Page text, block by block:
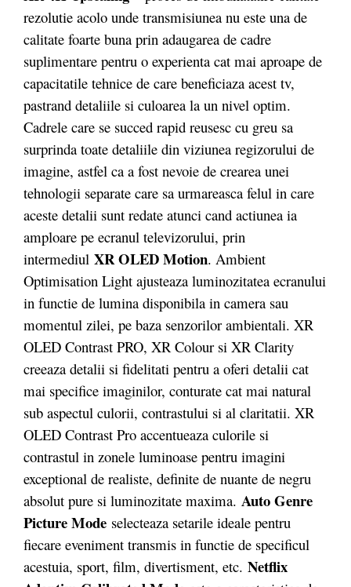
rezolutie acolo unde transmisiunea nu este una de
calitate foarte buna prin adaugarea de cadre
suplimentare pentru o experienta cat mai aproape de
capacitatile tehnice de care beneficiaza acest tv,
pastrand detaliile si culoarea la un nivel optim.
Cadrele care se succed rapid reusesc cu greu sa
surprinda toate detaliile din viziunea regizorului de
imagine, astfel ca a fost nevoie de crearea unei
tehnologii separate care sa urmareasca felul in care
aceste detalii sunt redate atunci cand actiunea ia
amploare pe ecranul televizorului, prin
intermediul XR OLED Motion. Ambient
Optimisation Light ajusteaza luminozitatea ecranului
in functie de lumina disponibila in camera sau
momentul zilei, pe baza senzorilor ambientali. XR
OLED Contrast PRO, XR Colour si XR Clarity
creeaza detalii si fidelitati pentru a oferi detalii cat
mai specifice imaginilor, conturate cat mai natural
sub aspectul culorii, contrastului si al claritatii. XR
OLED Contrast Pro accentueaza culorile si
contrastul in zonele luminoase pentru imagini
exceptional de realiste, definite de nuante de negru
absolut pure si luminozitate maxima. Auto Genre
Picture Mode selecteaza setarile ideale pentru
fiecare eveniment transmis in functie de specificul
acestuia, sport, film, divertisment, etc. Netflix